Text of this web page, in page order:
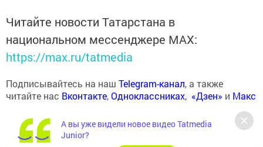
Читайте новости Татарстана в
национальном мессенджере MАХ:
https://max.ru/tatmedia
Подписывайтесь на наш Telegram-канал, а также
читайте нас Вконтакте,Одноклассниках, «Дзен» и Макс
А вы уже видели новое видео Tatmedia
Junior?